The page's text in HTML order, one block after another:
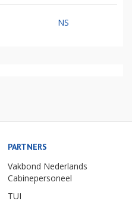
NS
PARTNERS
Vakbond Nederlands
Cabinepersoneel
TUI